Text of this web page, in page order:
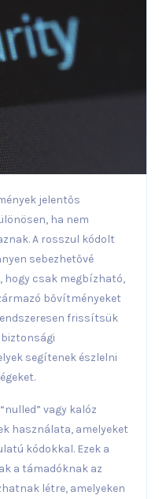
jelentős
ha nem
A rosszul kódolt
sebezhetővé
hogy csak megbízható,
bővítményeket
frissítsük
biztonsági
segítenek észlelni
vagy kalóz
használata, amelyeket
kódokkal. Ezek a
a támadóknak az
létre, amelyeken